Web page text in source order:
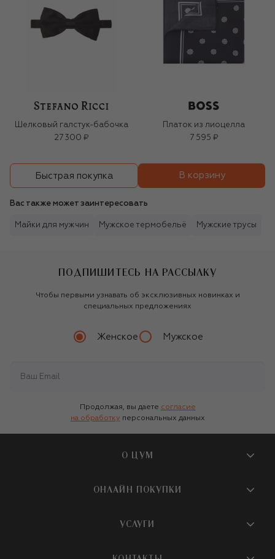
Шелковый галстук-бабочка
27 300 ₽
Платок из лиоцелла
7 595 ₽
Быстрая покупка В корзину
Вас также может заинтересовать
Майки для мужчин Мужское термобельё Мужские трусы
ПОДПИШИТЕСЬ НА РАССЫЛКУ
Чтобы первыми узнавать об эксклюзивных новинках и
специальных предложениях
Женское Мужское
Продолжая, вы даете согласие
на обработку персональных данных
О ЦУМ
О магазине
Бутики и ПВЗ ЦУМ
ОНЛАЙН ПОКУПКИ
УСЛУГИ